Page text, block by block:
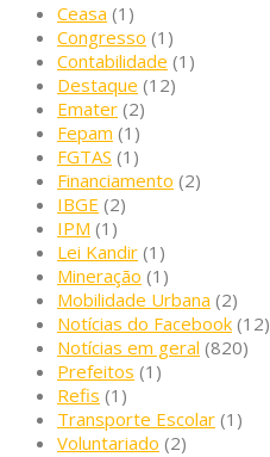
Ceasa (1)
Congresso (1)
Contabilidade (1)
Destaque (12)
Emater (2)
Fepam (1)
FGTAS (1)
Financiamento (2)
IBGE (2)
IPM (1)
Lei Kandir (1)
Mineração (1)
Mobilidade Urbana (2)
Notícias do Facebook (12)
Notícias em geral (820)
Prefeitos (1)
Refis (1)
Transporte Escolar (1)
Voluntariado (2)